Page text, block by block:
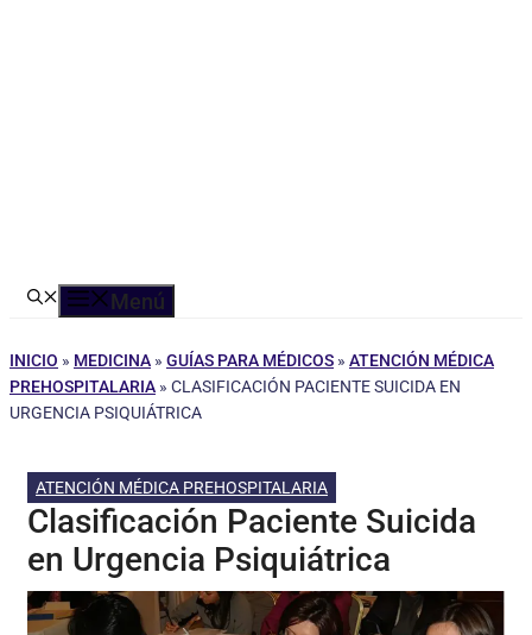
Menú
INICIO » MEDICINA » GUÍAS PARA MÉDICOS » ATENCIÓN MÉDICA
PREHOSPITALARIA » CLASIFICACIÓN PACIENTE SUICIDA EN
URGENCIA PSIQUIÁTRICA
ATENCIÓN MÉDICA PREHOSPITALARIA
Clasificación Paciente Suicida
en Urgencia Psiquiátrica